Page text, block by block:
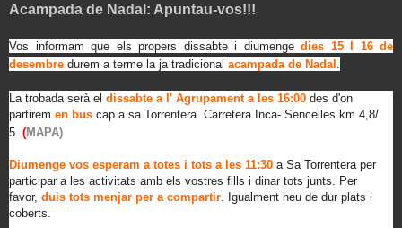
Acampada de Nadal: Apuntau-vos!!!
Vos informam que els propers dissabte i diumenge dies 15 I 16 de
desembre durem a terme la ja tradicional acampada de Nadal
La trobada serà el dissabte a l' Agrupament a les 16:00 des d'on
partirem en bus cap a sa Torrentera. Carretera Inca- Sencelles km 4,8/
5. (MAPA)
Diumenge vos esperam a totes i tots a les 11:30 a Sa Torrentera per
participar a les activitats amb els vostres fills i dinar tots junts. Per
favor, duis tots menjar per a compartir . Igualment heu de dur plats i
coberts.